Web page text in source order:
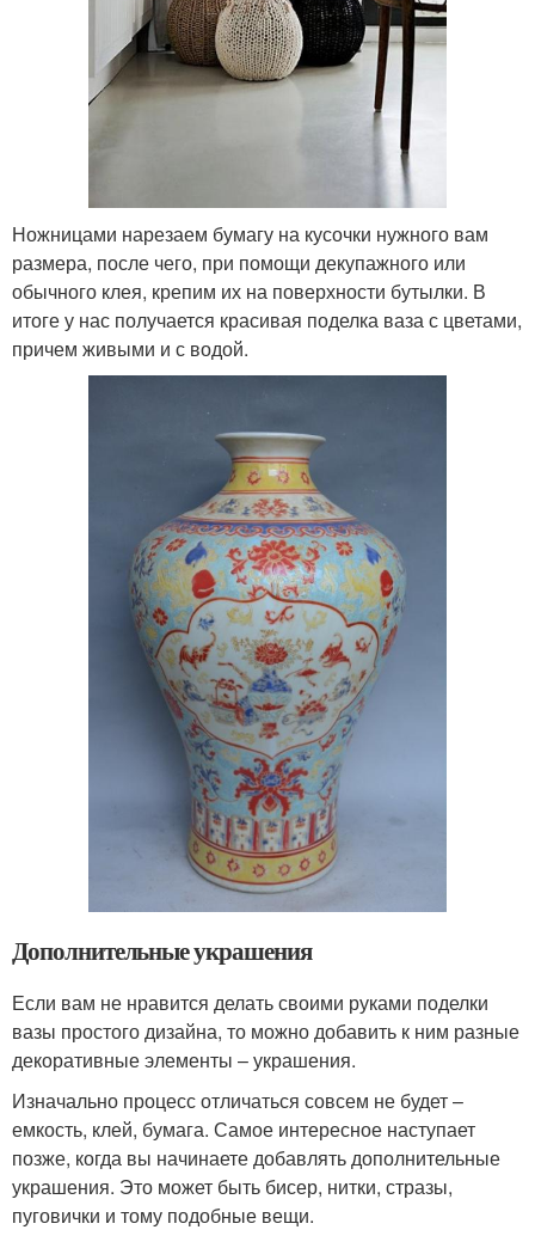
Ножницами нарезаем бумагу на кусочки нужного вам
размера, после чего, при помощи декупажного или
обычного клея, крепим их на поверхности бутылки. В
итоге у нас получается красивая поделка ваза с цветами,
причем живыми и с водой.
Дополнительные украшения
Если вам не нравится делать своими руками поделки
вазы простого дизайна, то можно добавить к ним разные
декоративные элементы – украшения.
Изначально процесс отличаться совсем не будет –
емкость, клей, бумага. Самое интересное наступает
позже, когда вы начинаете добавлять дополнительные
украшения. Это может быть бисер, нитки, стразы,
пуговички и тому подобные вещи.